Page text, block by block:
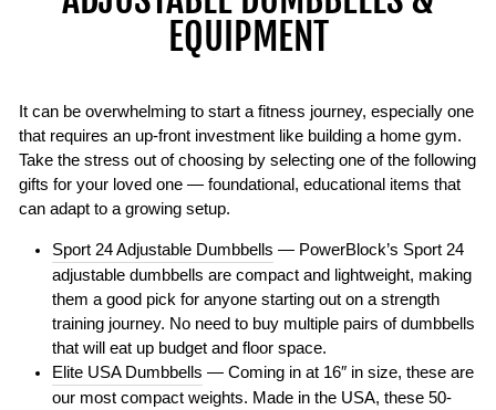
EQUIPMENT
It can be overwhelming to start a fitness journey, especially one
that requires an up-front investment like building a home gym.
Take the stress out of choosing by selecting one of the following
gifts for your loved one — foundational, educational items that
can adapt to a growing setup.
Sport 24 Adjustable Dumbbells — PowerBlock’s Sport 24
adjustable dumbbells are compact and lightweight, making
them a good pick for anyone starting out on a strength
training journey. No need to buy multiple pairs of dumbbells
that will eat up budget and floor space.
Elite USA Dumbbells — Coming in at 16″ in size, these are
our most compact weights. Made in the USA, these 50-